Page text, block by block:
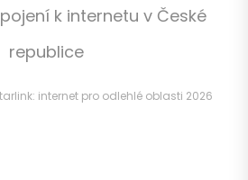
k internetu v České
republice
internet pro odlehlé oblasti 2026